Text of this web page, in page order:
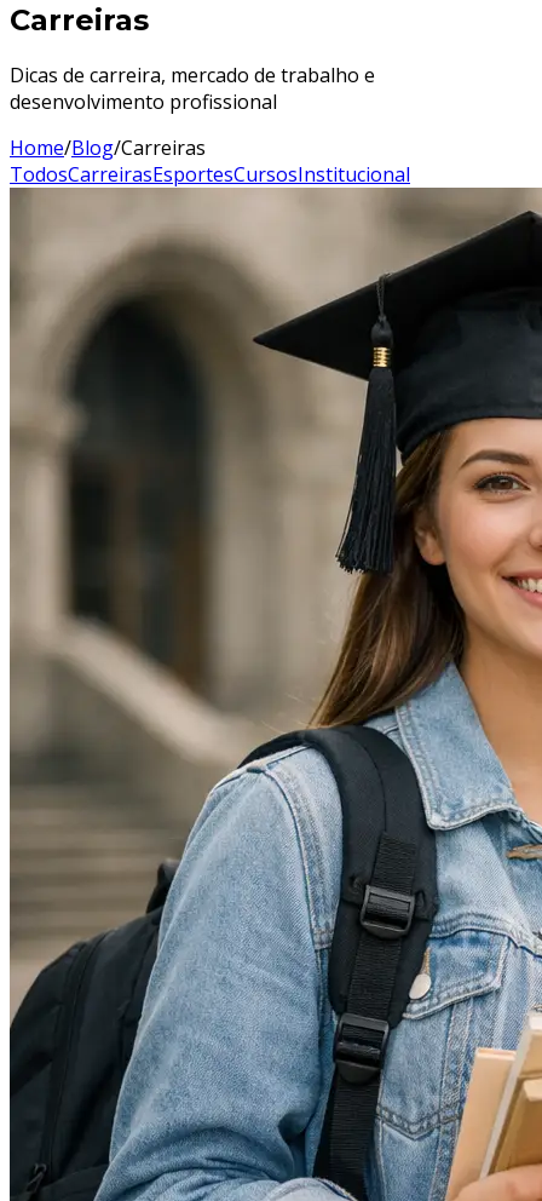
Carreiras
Dicas de carreira, mercado de trabalho e
desenvolvimento profissional
Home/Blog/Carreiras
TodosCarreirasEsportesCursosInstitucional